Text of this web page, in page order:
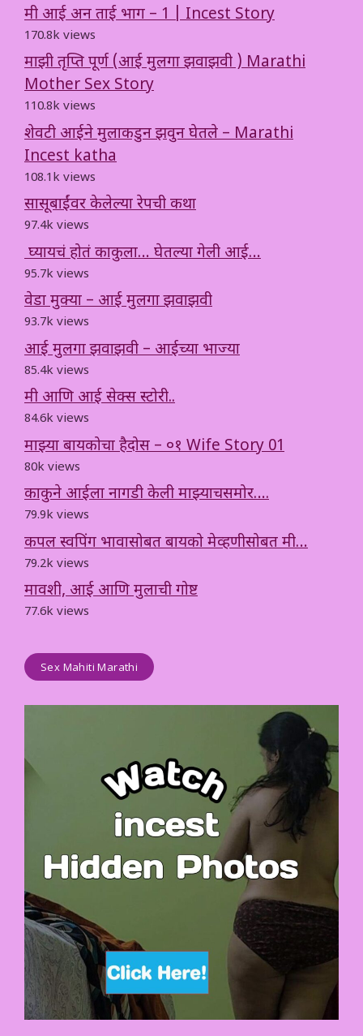
मी आई अन ताई भाग – 1 | Incest Story
170.8k views
माझी तृप्ति पूर्ण (आई मुलगा झवाझवी ) Marathi
Mother Sex Story
110.8k views
शेवटी आईने मुलाकडुन झवुन घेतले – Marathi
Incest katha
108.1k views
सासूबाईंवर केलेल्या रेपची कथा
97.4k views
घ्यायचं होतं काकुला… घेतल्या गेली आई…
95.7k views
वेडा मुक्या – आई मुलगा झवाझवी
93.7k views
आई मुलगा झवाझवी – आईच्या भाज्या
85.4k views
मी आणि आई सेक्स स्टोरी..
84.6k views
माझ्या बायकोचा हैदोस – ०१ Wife Story 01
80k views
काकुने आईला नागडी केली माझ्याचसमोर….
79.9k views
कपल स्वपिंग भावासोबत बायको मेव्हणीसोबत मी…
79.2k views
मावशी, आई आणि मुलाची गोष्ट
77.6k views
Sex Mahiti Marathi